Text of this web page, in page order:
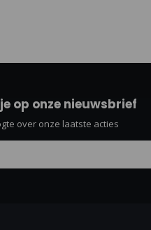
op onze nieuwsbrief
over onze laatste acties